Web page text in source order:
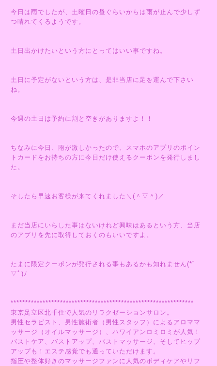
今日は雨でしたが、土曜日の昼ぐらいからは雨が止んで少しず
つ晴れてくるようです。
土日出かけたいという方にとってはいい事ですね。
土日に予定がないという方は、是非当店に足を運んで下さい
ね。
今週の土日は予約に割と空きがありますよ！！
ちなみに今日、雨が激しかったので、スマホのアプリのポイン
トカードをお持ちの方に今日だけ使えるクーポンを発行しまし
た。
そしたら早速お客様が来てくれました＼(＾▽＾)／
まだ当店にいらした事はないけれど興味はあるという方、当店
のアプリを先に取得しておくのもいいですよ。
たまに限定クーポンが発行される事もあるかも知れません(*ﾟ
▽ﾟ)ﾉ
***************************************************************
東京足立区北千住で人気のリラクゼーションサロン。
男性セラピスト、男性施術者（男性スタッフ）によるアロママ
ッサージ（オイルマッサージ）、ハワイアンロミロミが人気！
バストケア、バストアップ、バストマッサージ、そしてヒップ
アップも！エステ感覚でも通っていただけます。
指圧や整体好きのマッサージファンに人気のボディケアやリフ